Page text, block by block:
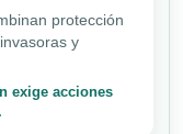
protección
y
exige acciones